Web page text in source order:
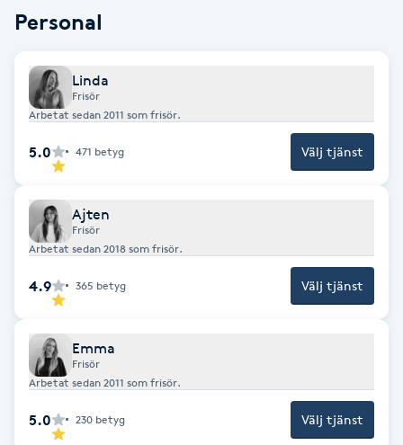
Dermapen
Enzympeeling
Extensions borttagning
Eyeliner-tatuering
Face framing
Personal
Linda
Frisör
Arbetat sedan 2011 som frisör.
5.0 471 betyg Välj tjänst
Ajten
Frisör
Arbetat sedan 2018 som frisör.
4.9 365 betyg Välj tjänst
Emma
Frisör
Arbetat sedan 2011 som frisör.
5.0 230 betyg Välj tjänst